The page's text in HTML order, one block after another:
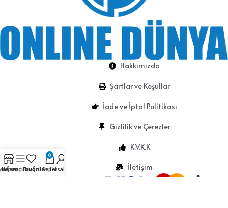
Hakkımızda
Şartlar ve Koşullar
İade ve İptal Politikası
Gizlilik ve Çerezler
K.V.K.K
İletişim
Kenar çubuğu
Favoriler
0
SepetHesabım